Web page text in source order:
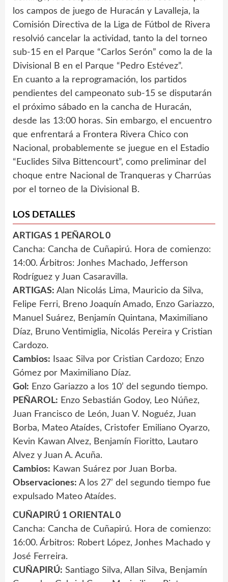
los campos de juego de Huracán y Lavalleja, la
Comisión Directiva de la Liga de Fútbol de Rivera
resolvió cancelar la actividad, tanto la del torneo
sub-15 en el Parque “Carlos Serón” como la de la
Divisional B en el Parque “Pedro Estévez”.
En cuanto a la reprogramación, los partidos
pendientes del campeonato sub-15 se disputarán
el próximo sábado en la cancha de Huracán,
desde las 13:00 horas. Sin embargo, el encuentro
que enfrentará a Frontera Rivera Chico con
Nacional, probablemente se juegue en el Estadio
“Euclides Silva Bittencourt”, como preliminar del
choque entre Nacional de Tranqueras y Charrúas
por el torneo de la Divisional B.
LOS DETALLES
ARTIGAS 1 PEÑAROL 0
Cancha: Cancha de Cuñapirú. Hora de comienzo:
14:00. Árbitros: Jonhes Machado, Jefferson
Rodríguez y Juan Casaravilla.
ARTIGAS: Alan Nicolás Lima, Mauricio da Silva,
Felipe Ferri, Breno Joaquín Amado, Enzo Gariazzo,
Manuel Suárez, Benjamín Quintana, Maximiliano
Díaz, Bruno Ventimiglia, Nicolás Pereira y Cristian
Cardozo.
Cambios: Isaac Silva por Cristian Cardozo; Enzo
Gómez por Maximiliano Díaz.
Gol: Enzo Gariazzo a los 10’ del segundo tiempo.
PEÑAROL: Enzo Sebastián Godoy, Leo Núñez,
Juan Francisco de León, Juan V. Noguéz, Juan
Borba, Mateo Ataídes, Cristofer Emiliano Oyarzo,
Kevin Kawan Alvez, Benjamín Fioritto, Lautaro
Alvez y Juan A. Acuña.
Cambios: Kawan Suárez por Juan Borba.
Observaciones: A los 27’ del segundo tiempo fue
expulsado Mateo Ataídes.
CUÑAPIRÚ 1 ORIENTAL 0
Cancha: Cancha de Cuñapirú. Hora de comienzo:
16:00. Árbitros: Robert López, Jonhes Machado y
José Ferreira.
CUÑAPIRÚ: Santiago Silva, Allan Silva, Benjamín